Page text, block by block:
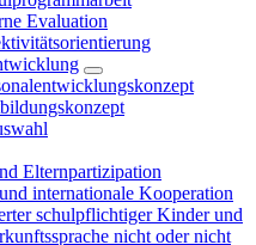
Evaluation
Elternpartizipation
internationale Kooperation
schulpflichtiger Kinder und
nicht oder nicht